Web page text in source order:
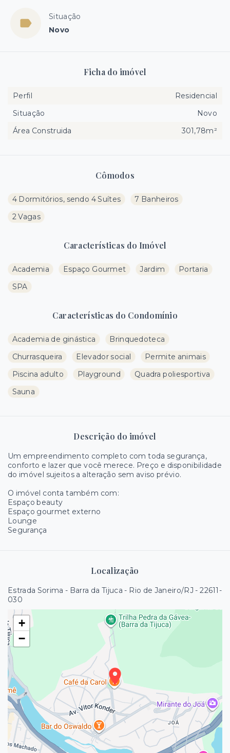
Situação
Novo
Cômodos
4 Dormitórios, sendo 4 Suítes
7 Banheiros
2 Vagas
Características do Imóvel
Academia Espaço Gourmet Jardim
Portaria
SPA
Características do Condomínio
Academia de ginástica
Brinquedoteca
Churrasqueira
Elevador social
Permite animais
Piscina adulto
Playground
Quadra poliesportiva
Sauna
Descrição do imóvel
Um empreendimento completo com toda segurança,
conforto e lazer que você merece. Preço e disponibilidade
do imóvel sujeitos a alteração sem aviso prévio.
O imóvel conta também com:
Espaço beauty
Espaço gourmet externo
Lounge
Segurança
Localização
Estrada Sorima - Barra da Tijuca - Rio de Janeiro/RJ - 22611-
030
+
−
Ficha do imóvel
Perfil
Residencial
Situação
Novo
Área Construida
301,78m²